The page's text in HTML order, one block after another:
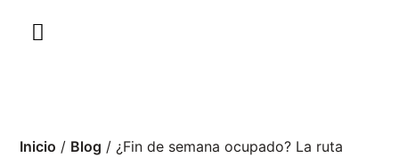
Inicio / Blog / ¿Fin de semana ocupado? La ruta